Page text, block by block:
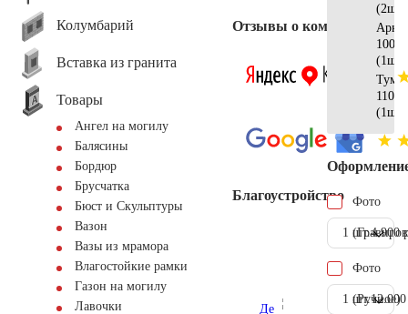
Колумбарий
Вставка из гранита
Товары
Ангел на могилу
Балясины
Бордюр
Брусчатка
Бюст и Скульптуры
Вазон
Вазы из мрамора
Влагостойкие рамки
Газон на могилу
Лавочки
Отзывы о компании
Благоустройство
(2шт)
(1шт)
(1шт)
Фото
1 шт.4.900
Фото
(Ручное)
1 шт.